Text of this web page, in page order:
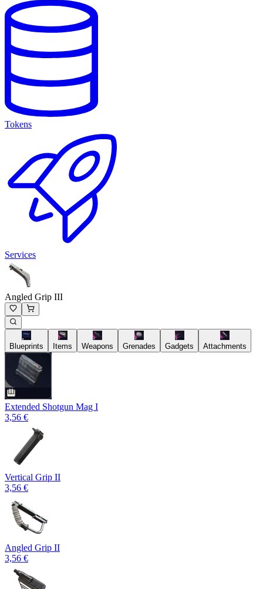
Tokens
Services
Angled Grip III
Blueprints Items Weapons Grenades Gadgets Attachments
Extended Shotgun Mag I
3,56 €
Vertical Grip II
3,56 €
Angled Grip II
3,56 €